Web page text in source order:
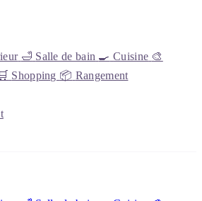
🛁 Salle de bain 🍳 Cuisine 🎨
🛒 Shopping 📦 Rangement